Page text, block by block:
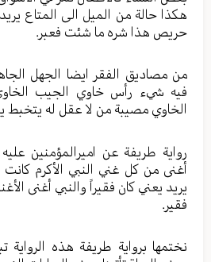
هكذا حالة من الميل الى المتاع
حريص هذا شره ما شئت فعبر.
من مصاديق الفقر ايضا الجهل
فيه شيء رأس خاوي الجيب
الخاوي مصيبة من لا عقل له يتخبط
رواية طريفة عن اميرالمؤمنين
أغنى من كل غني النبي الأكرم كانت
يريد يعني كان فقيراً والنبي أغنى
فقير.
نختمها برواية طريفة هذه الرواية